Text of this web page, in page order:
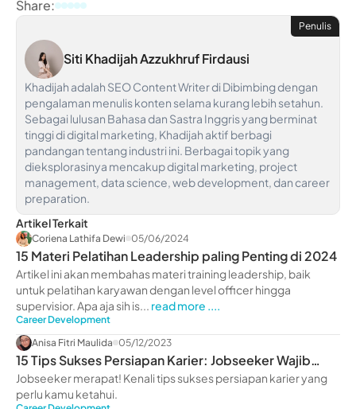
Share:
Penulis
Siti Khadijah Azzukhruf Firdausi
Khadijah adalah SEO Content Writer di Dibimbing dengan
pengalaman menulis konten selama kurang lebih setahun.
Sebagai lulusan Bahasa dan Sastra Inggris yang berminat
tinggi di digital marketing, Khadijah aktif berbagi
pandangan tentang industri ini. Berbagai topik yang
dieksplorasinya mencakup digital marketing, project
management, data science, web development, dan career
preparation.
Artikel Terkait
Coriena Lathifa Dewi 05/06/2024
15 Materi Pelatihan Leadership paling Penting di 2024
Artikel ini akan membahas materi training leadership, baik
untuk pelatihan karyawan dengan level officer hingga
supervisior. Apa aja sih is... read more ....
Career Development
Anisa Fitri Maulida 05/12/2023
15 Tips Sukses Persiapan Karier: Jobseeker Wajib
Tahu!
Jobseeker merapat! Kenali tips sukses persiapan karier yang
perlu kamu ketahui.